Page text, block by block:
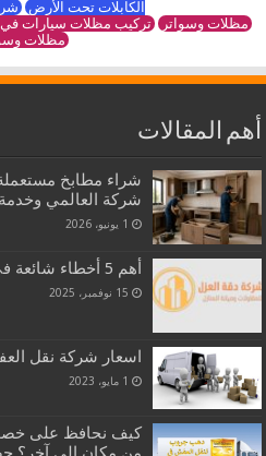
الكابلات تحت الأرض
مظلات وسواتر تركيب مظلات سيارات
مظلات
أهم المقالات
شراء مطابخ
شركة العالمي
1 يونيو، 2026
أهم 5 أخطاء شائعة في تنفيذ العزل وكيف تتجنبها
15 نوفمبر، 2025
اسعار شركة نقل
1 مايو، 2023
كيف نحافظ على